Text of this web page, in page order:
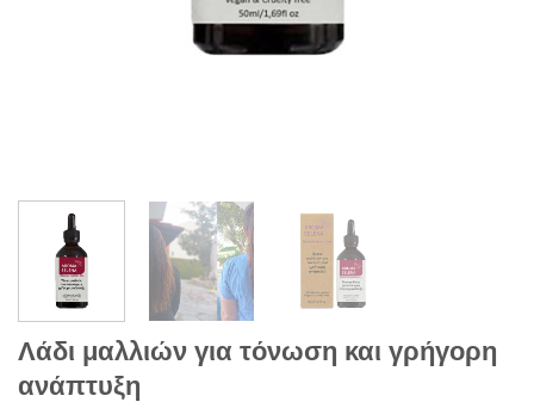
Λάδι μαλλιών για τόνωση και γρήγορη
ανάπτυξη